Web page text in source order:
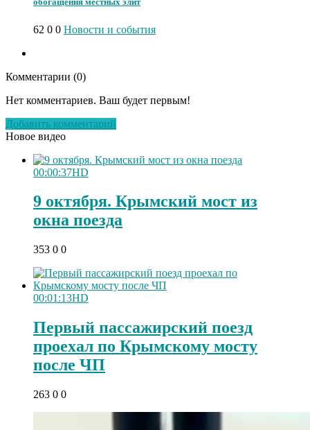
62 0 0 Новости и события
Комментарии (0)
Нет комментариев. Ваш будет первым!
Добавить комментарий
Новое видео
00:00:37HD
9 октября. Крымский мост из
окна поезда
353 0 0
00:01:13HD
Первый пассажирский поезд
проехал по Крымскому мосту
после ЧП
263 0 0